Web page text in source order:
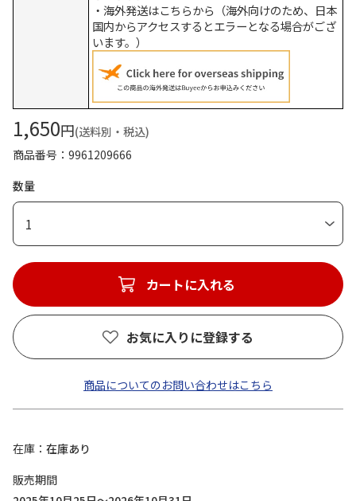
・海外発送はこちらから（海外向けのため、日本
国内からアクセスするとエラーとなる場合がござ
います。）
1,650円(送料別・税込)
商品番号
9961209666
数量
1
カートに入れる
お気に入りに登録する
商品についてのお問い合わせはこちら
在庫
在庫あり
販売期間